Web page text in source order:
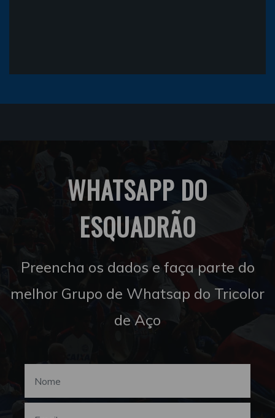
WHATSAPP DO
ESQUADRÃO
Preencha os dados e faça parte do
melhor Grupo de Whatsap do Tricolor
de Aço